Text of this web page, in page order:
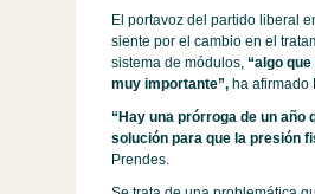
El portavoz del partido liberal
siente por el cambio en el
sistema de módulos, “algo
muy importante”,ha afirmado
“Hay una prórroga de un año
solución para que la presión
Prendes.